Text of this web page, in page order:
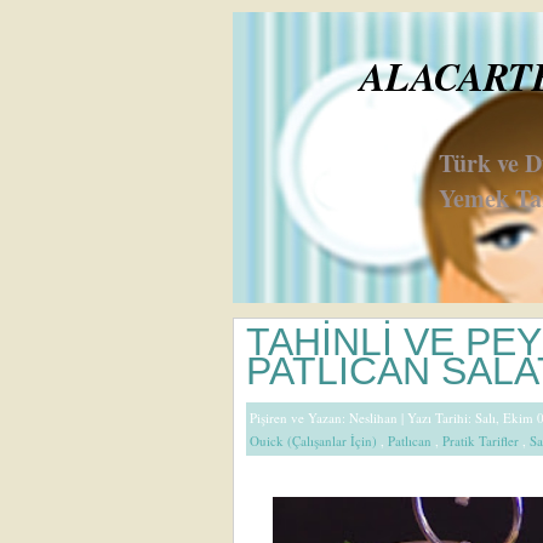
Türk ve
Yemek
TAHİNLİ VE
PATLICAN
Pişiren ve Yazan: Neslihan | Yazı Tarihi: Salı, Ekim
Ouick (Çalışanlar İçin) , Patlıcan , Pratik Tarifler ,